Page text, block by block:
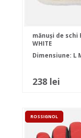
mănuși de schi
WHITE
Dimensiune: L
238 lei
ROSSIGNOL